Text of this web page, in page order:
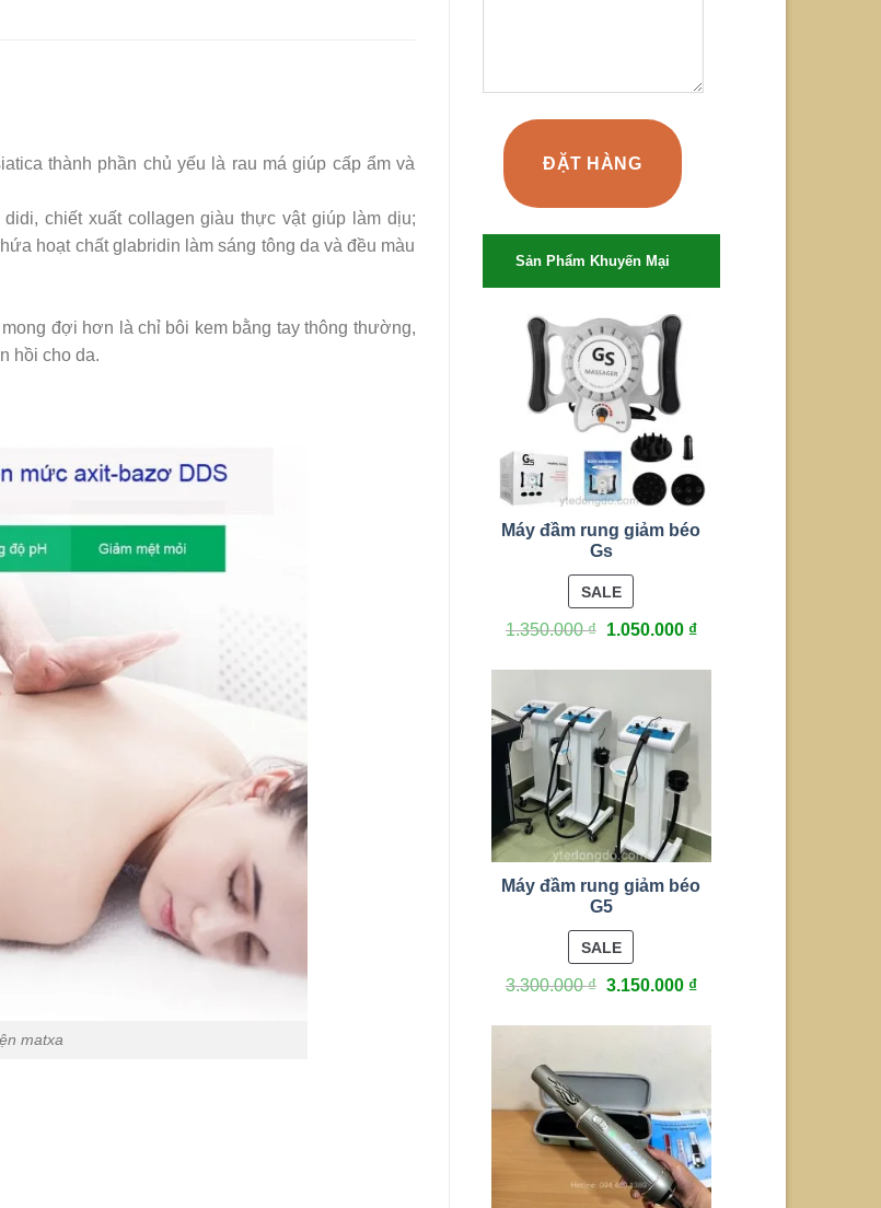
ĐẶT HÀNG
Sản Phẩm Khuyến Mại
Máy đầm rung giảm béo
Gs
SALEPRODUCT
ON
SALE
1.350.000₫ 1.050.000 ₫
Máy đầm rung giảm béo
G5
SALEPRODUCT
SALE
3.300.000₫ 3.150.000 ₫
thành phần chủ yếu là rau má giúp cấp ẩm và
chiết xuất collagen giàu thực vật giúp làm dịu;
hoạt chất glabridin làm sáng tông da và đều màu
đợi hơn là chỉ bôi kem bằng tay thông thường,
hồi cho da.
matxa